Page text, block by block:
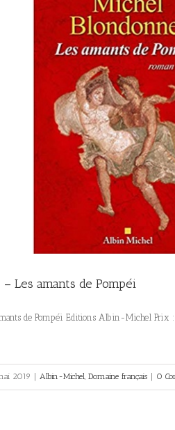
Les amants de Pompéi
de Pompéi Editions Albin-Michel Prix
2019 Albin-Michel, Domaine français 0